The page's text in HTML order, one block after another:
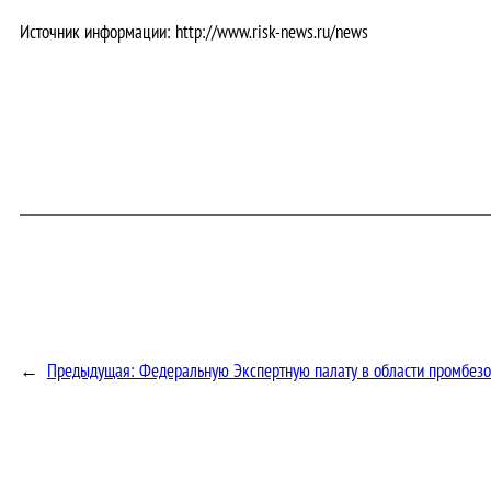
Источник информации: http://www.risk-news.ru/news
← Предыдущая: Федеральную Экспертную палату в области